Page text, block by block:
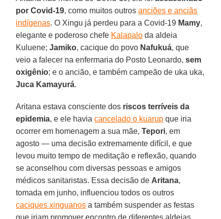
por Covid-19, como muitos outrosanciões e anciãs
indígenas. O Xingu já perdeu para a Covid-19 Mamy,
elegante e poderoso chefe Kalapalo da aldeia
Kuluene;Jamiko, cacique do povo Nafukuá, que
veio a falecer na enfermaria do Posto Leonardo, sem
oxigênio; e o ancião, e também campeão de uka uka,
Juca Kamayurá.
Aritana estava consciente dos riscos terríveis da
epidemia, e ele haviacancelado o kuarup que iria
ocorrer em homenagem a sua mãe,Tepori, em
agosto — uma decisão extremamente difícil, e que
levou muito tempo de meditação e reflexão, quando
se aconselhou com diversas pessoas e amigos
médicos sanitaristas. Essa decisão de Aritana,
tomada em junho, influenciou todos os outros
caciques xinguanos a também suspender as festas
que iriam promover encontro de diferentes aldeias,